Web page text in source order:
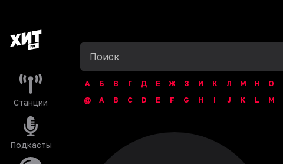
Станции
Подкасты
А Б В Г Д Е Ж З И К Л М Н О
@
A B C D E F G H I J K L M